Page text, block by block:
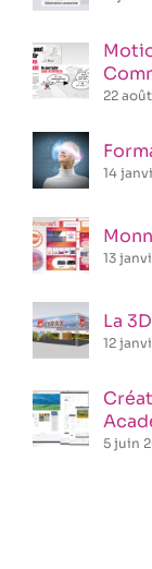
22
14
13
La
12
5 juin